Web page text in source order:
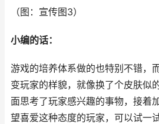
（图：宣传图3）
小编的话：
游戏的培养体系做的也特别不错，
变玩家的样貌，就像换了个皮肤似
面思考了玩家感兴趣的事物，接着
望喜爱这种态度的玩家，可以试一